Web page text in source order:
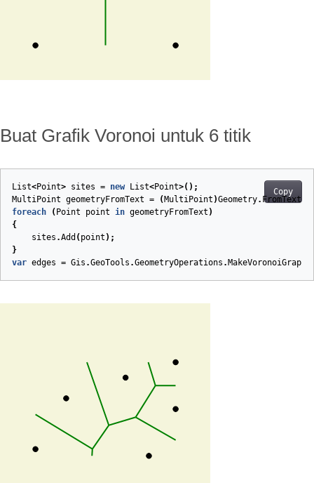
Buat Grafik Voronoi untuk 6 titik
Copy
List<Point> sites = new List<Point>();
MultiPoint geometryFromText = ( MultiPoint )Geometry. FromText(
foreach
( Point point in geometryFromText )
{
sites .Add ( point );
}
var edges = Gis .GeoTools .GeometryOperations . MakeVoronoiGraph